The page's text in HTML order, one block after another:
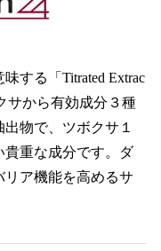
する「Titrated Extrac
サから有効成分３種
物で、ツボクサ１
貴重な成分です。ダ
リア機能を高めるサ